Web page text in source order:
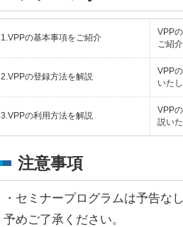
1.VPPの基本事項をご紹介
VPP
ご紹
2.VPPの登録方法を解説
VPP
いた
3.VPPの利用方法を解説
VPP
説い
注意事項
・ セミナープログラムは予告な
予めご了承ください。